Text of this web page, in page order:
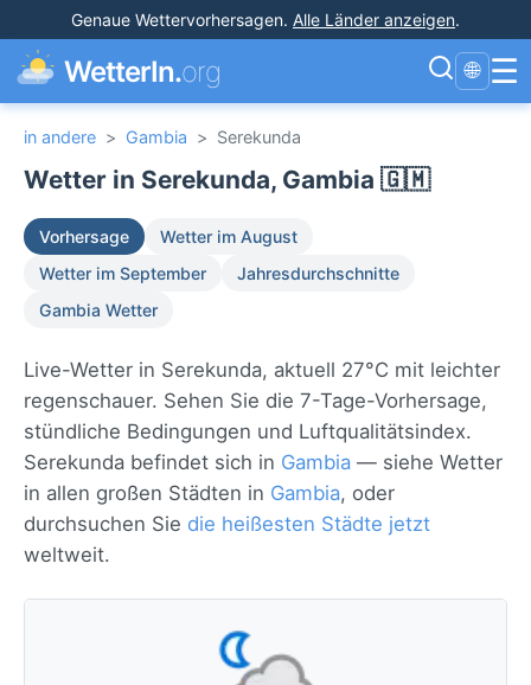
Genaue Wettervorhersagen. Alle Länder anzeigen.
WetterIn.org 🌐 ☰
in andere > Gambia > Serekunda
Wetter in Serekunda, Gambia 🇬🇲
Vorhersage
Wetter im August
Wetter im September
Jahresdurchschnitte
Gambia Wetter
Live-Wetter in Serekunda, aktuell 27°C mit leichter
regenschauer. Sehen Sie die 7-Tage-Vorhersage,
stündliche Bedingungen und Luftqualitätsindex.
Serekunda befindet sich in Gambia — siehe Wetter
in allen großen Städten in Gambia, oder
durchsuchen Sie die heißesten Städte jetzt
weltweit.